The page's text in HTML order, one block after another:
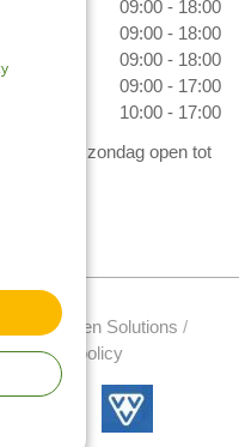
09:00 - 18:00
09:00 - 18:00
09:00 - 18:00
09:00 - 17:00
10:00 - 17:00
t/m zondag open tot
/Green Solutions /
Privacy policy